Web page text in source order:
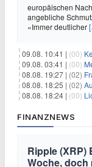
europäischen
angebliche
«Immer deutlicher
09.08. 10:41 | (00)
09.08. 03:41 | (00)
08.08. 19:27 | (02)
08.08. 18:25 | (02)
08.08. 18:24 | (00)
FINANZNEWS
Ripple (XRP)
Woche, doch